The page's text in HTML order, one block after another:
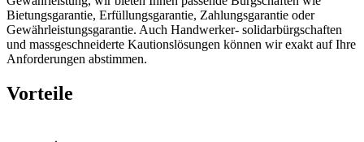
Bietungsgarantie, Erfüllungsgarantie, Zahlungsgarantie oder
Gewährleistungsgarantie. Auch Handwerker- solidarbürgschaften
und massgeschneiderte Kautionslösungen können wir exakt auf Ihre
Anforderungen abstimmen.
Vorteile